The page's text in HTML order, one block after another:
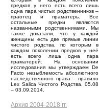
предков у него есть всего лишь
одна пара чистых родственников –
праотец и праматерь. Все
остальные предки являются
названными родственниками. Мы
также доказали, что у каждой
женщины есть две прямые линии
чистого родства, по которым в
каждом поколении предков у неё
есть всего лишь одна пара
праматерей. На основании
исследования мы утверждаем De
Facto незыблемость абсолютного
наследственного права – правило
Lex Salica Чистого Родства. 05.08
– 03.09.2014.
Архив 2004-2018 гг.